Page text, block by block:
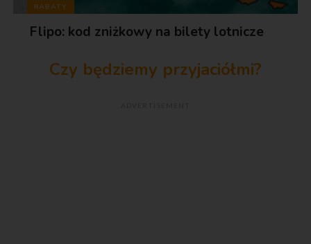
RABATY
Flipo: kod zniżkowy na bilety lotnicze
Czy będziemy przyjaciółmi?